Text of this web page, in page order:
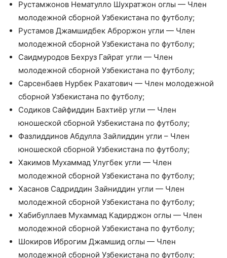
Рустамжонов Нематулло Шухратжон оглы — Член
молодежной сборной Узбекистана по футболу;
Рустамов Джамшидбек Аброржон угли — Член
молодежной сборной Узбекистана по футболу;
Саидмуродов Бехруз Гайрат угли — Член
молодежной сборной Узбекистана по футболу;
Сарсенбаев Нурбек Рахатович — Член молодежной
сборной Узбекистана по футболу;
Содиков Сайфиддин Бахтиёр угли — Член
юношеской сборной Узбекистана по футболу;
Фазлиддинов Абдулла Зайлиддин угли – Член
юношеской сборной Узбекистана по футболу;
Хакимов Мухаммад Улугбек угли — Член
молодежной сборной Узбекистана по футболу;
Хасанов Садриддин Зайниддин угли — Член
молодежной сборной Узбекистана по футболу;
Хабибуллаев Мухаммад Кадирджон оглы — Член
молодежной сборной Узбекистана по футболу;
Шокиров Иброгим Джамшид оглы — Член
молодежной сборной Узбекистана по футболу;